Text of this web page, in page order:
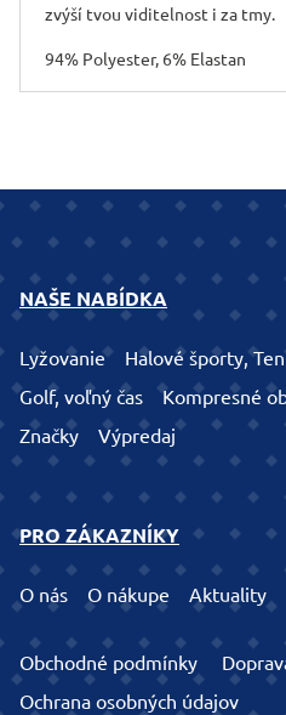
zvýší tvou viditelnost i za tmy.
94% Polyester, 6% Elastan
NAŠE NABÍDKA
Lyžovanie Halové športy,
Golf, voľný čas
Kompresné
Značky
Výpredaj
PRO ZÁKAZNÍKY
O nás O nákupe Aktuality
Obchodné podmínky
Ochrana osobných údajov